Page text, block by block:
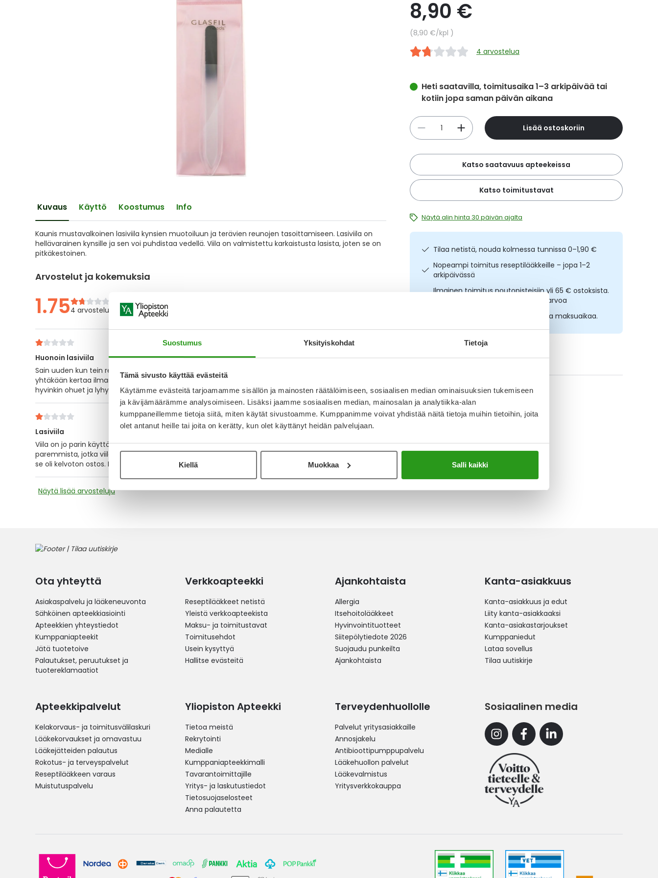
Suostumus Yksityiskohdat Tietoja
Tämä sivusto käyttää evästeitä
Käytämme evästeitä tarjoamamme sisällön ja mainosten räätälöimiseen, sosiaalisen median ominaisuuksien tukemiseen
ja kävijämäärämme analysoimiseen. Lisäksi jaamme sosiaalisen median, mainosalan ja analytiikka-alan
kumppaneillemme tietoja siitä, miten käytät sivustoamme. Kumppanimme voivat yhdistää näitä tietoja muihin tietoihin, joita
olet antanut heille tai joita on kerätty, kun olet käyttänyt heidän palvelujaan.
Kiellä Muokkaa Salli kaikki
the
the
images
gallery
Kuvaus Käyttö Koostumus Info
Kaunis mustavalkoinen lasiviila kynsien muotoiluun ja terävien reunojen tasoittamiseen. Lasiviila on
hellävarainen kynsille ja sen voi puhdistaa vedellä. Viila on valmistettu karkaistusta lasista, joten se on
pitkäkestoinen.
Arvostelut ja kokemuksia
1.754 arvostelua
Huonoin lasiviila
Sain uuden kun tein reklamaation kun ajattelin että oli vain osunut huono yksilö. Kiitos siitä, ei kestä
yhtäkään kertaa ilman että karhea kohta mitä on käyttänyt on täysin sileä. Eikä ole edes pitkät kynnet,
hyvinkin ohuet ja lyhyet työni takia.
22.12.2022
Lasiviila
Viila on jo parin käyttökerran jälkeen kulunut pois lasiin asti. Tosi huono ja oli pettymys. Kokemusta on
paremmista, jotka viilaavat usean vuoden käytön jälkeenkin. En teinä enää myisi kyseistä tuotetta, sillä
se oli kelvoton ostos. Ei yhtään tähteä minulta.
Näytä lisää arvosteluja
8,90 €
Yksikköhinta
8,90 €/kpl
4 arvostelua
Heti saatavilla, toimitusaika 1–3 arkipäivää tai
kotiin jopa saman päivän aikana
Määrä
Lisää ostoskoriin
Katso saatavuus apteekeissa
Katso toimitustavat
Näytä alin hinta 30 päivän ajalta
Tilaa netistä, nouda kolmessa tunnissa 0–1,90 €
Nopeampi toimitus reseptilääkkeille – jopa 1–2
arkipäivässä
Ilmainen toimitus noutopisteisiin yli 65 € ostoksista.
Lääkkeet eivät kerrytä ostoskorin arvoa
Osta nyt, saat 45 päivää korotonta maksuaikaa.
Katso kaikki Needs-tuotteet
Ota yhteyttä
Asiakaspalvelu ja lääkeneuvonta
Sähköinen apteekkiasiointi
Apteekkien yhteystiedot
Kumppaniapteekit
Jätä tuotetoive
Palautukset, peruutukset ja
tuotereklamaatiot
Verkkoapteekki
Reseptilääkkeet netistä
Yleistä verkkoapteekista
Maksu- ja toimitustavat
Toimitusehdot
Usein kysyttyä
Hallitse evästeitä
Ajankohtaista
Allergia
Itsehoitolääkkeet
Hyvinvointituotteet
Siitepölytiedote 2026
Suojaudu punkeilta
Ajankohtaista
Kanta-asiakkuus
Kanta-asiakkuus ja edut
Liity kanta-asiakkaaksi
Kanta-asiakastarjoukset
Kumppaniedut
Lataa sovellus
Tilaa uutiskirje
Apteekkipalvelut
Kelakorvaus- ja toimitusvälilaskuri
Lääkekorvaukset ja omavastuu
Lääkejätteiden palautus
Rokotus- ja terveyspalvelut
Reseptilääkkeen varaus
Muistutuspalvelu
Yliopiston Apteekki
Tietoa meistä
Rekrytointi
Medialle
Kumppaniapteekkimalli
Tavarantoimittajille
Yritys- ja laskutustiedot
Tietosuojaselosteet
Anna palautetta
Terveydenhuollolle
Palvelut yritysasiakkaille
Annosjakelu
Antibioottipumppupalvelu
Lääkehuollon palvelut
Lääkevalmistus
Yritysverkkokauppa
Sosiaalinen media
InstagramFacebookLinkedin